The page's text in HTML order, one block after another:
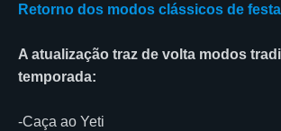
Retorno dos modos clássicos de
A atualização traz de volta modos
temporada:
-Caça ao Yeti